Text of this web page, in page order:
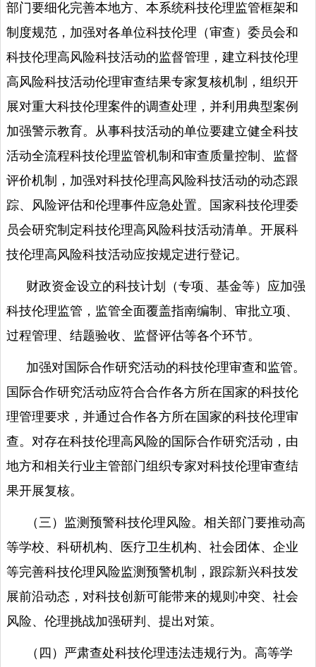
部门要细化完善本地方、本系统科技伦理监管框架和
制度规范，加强对各单位科技伦理（审查）委员会和
科技伦理高风险科技活动的监督管理，建立科技伦理
高风险科技活动伦理审查结果专家复核机制，组织开
展对重大科技伦理案件的调查处理，并利用典型案例
加强警示教育。从事科技活动的单位要建立健全科技
活动全流程科技伦理监管机制和审查质量控制、监督
评价机制，加强对科技伦理高风险科技活动的动态跟
踪、风险评估和伦理事件应急处置。国家科技伦理委
员会研究制定科技伦理高风险科技活动清单。开展科
技伦理高风险科技活动应按规定进行登记。
财政资金设立的科技计划（专项、基金等）应加强
科技伦理监管，监管全面覆盖指南编制、审批立项、
过程管理、结题验收、监督评估等各个环节。
加强对国际合作研究活动的科技伦理审查和监管。
国际合作研究活动应符合合作各方所在国家的科技伦
理管理要求，并通过合作各方所在国家的科技伦理审
查。对存在科技伦理高风险的国际合作研究活动，由
地方和相关行业主管部门组织专家对科技伦理审查结
果开展复核。
（三）监测预警科技伦理风险。相关部门要推动高
等学校、科研机构、医疗卫生机构、社会团体、企业
等完善科技伦理风险监测预警机制，跟踪新兴科技发
展前沿动态，对科技创新可能带来的规则冲突、社会
风险、伦理挑战加强研判、提出对策。
（四）严肃查处科技伦理违法违规行为。高等学